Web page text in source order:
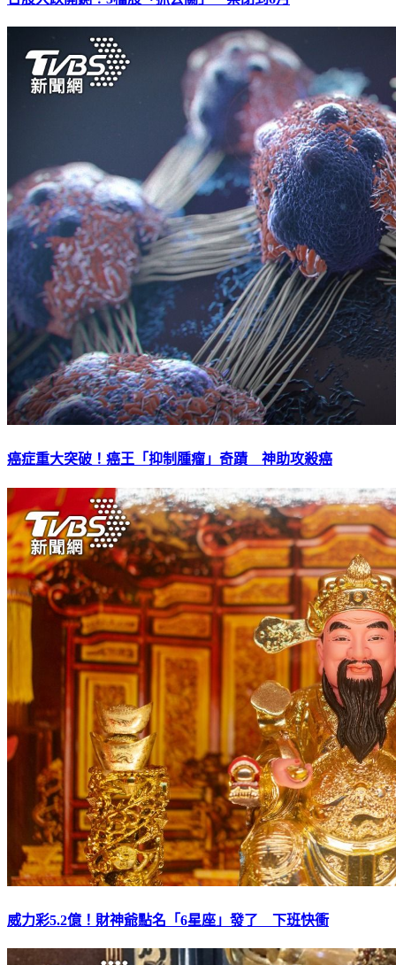
癌症重大突破！癌王「抑制腫瘤」奇蹟 神助攻殺癌
威力彩5.2億！財神爺點名「6星座」發了 下班快衝